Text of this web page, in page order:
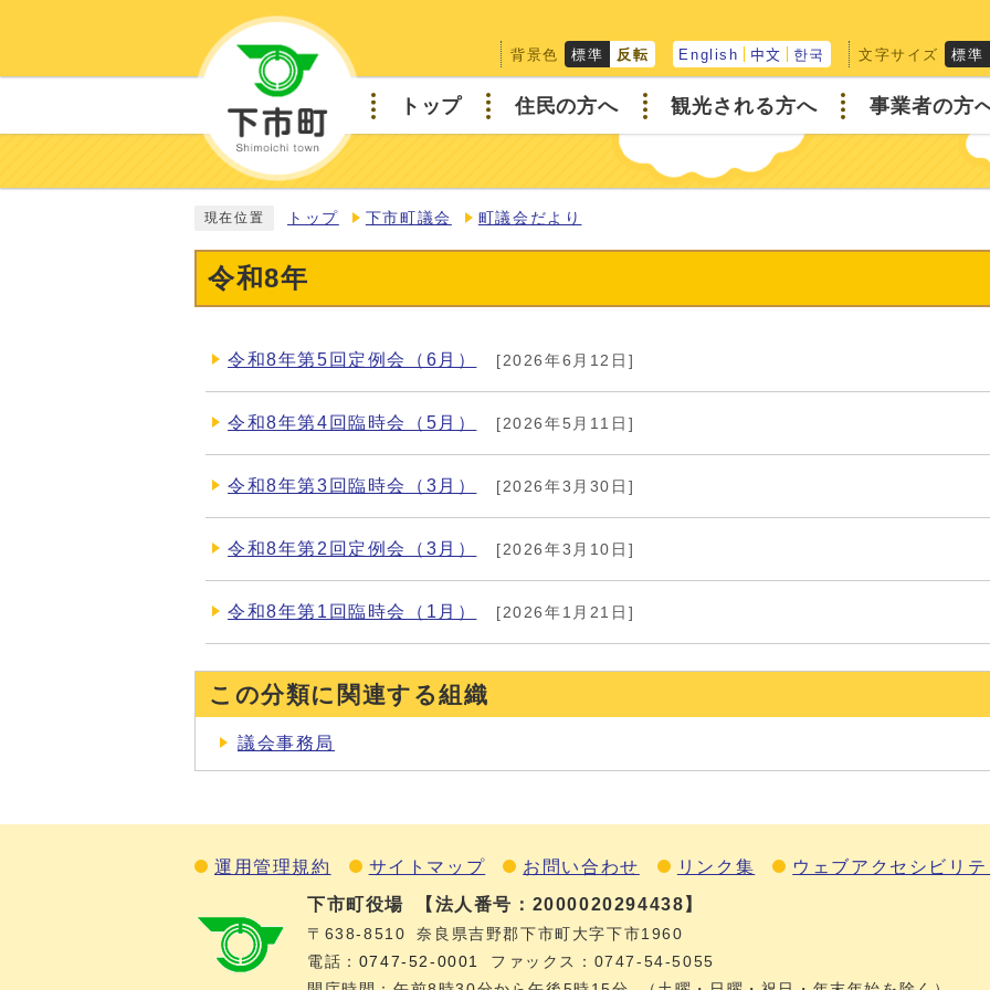
背景色 標準 反転 English 中文 한국 文字サイズ 標準
トップ 住民の方へ 観光される方へ 事業者の方
現在位置 トップ 下市町議会 町議会だより
令和8年
令和8年第5回定例会（6月） [2026年6月12日]
令和8年第4回臨時会（5月） [2026年5月11日]
令和8年第3回臨時会（3月） [2026年3月30日]
令和8年第2回定例会（3月） [2026年3月10日]
令和8年第1回臨時会（1月） [2026年1月21日]
この分類に関連する組織
議会事務局
運用管理規約 サイトマップ お問い合わせ リンク集
ウェブアクセシビリ
下市町役場
【法人番号：2000020294438】
〒638-8510
奈良県吉野郡下市町大字下市1960
電話： 0747‐52‐0001
ファックス：0747‐54‐5055